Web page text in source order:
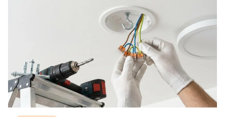
100, et des connexions dimensionnées pour
supporter l’intensité requise. Comprendre ces